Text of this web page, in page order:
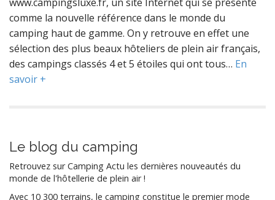
comme la nouvelle référence dans le monde du
camping haut de gamme. On y retrouve en effet une
sélection des plus beaux hôteliers de plein air français,
des campings classés 4 et 5 étoiles qui ont tous… En
savoir +
Le blog du camping
Retrouvez sur Camping Actu les dernières nouveautés du
monde de l'hôtellerie de plein air !
Avec 10 300 terrains, le camping constitue le premier mode